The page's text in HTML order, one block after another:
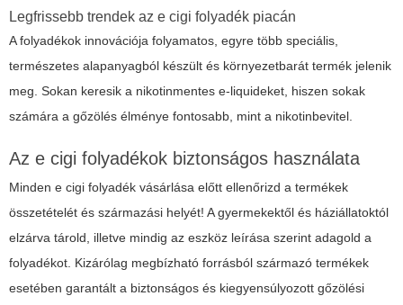
Legfrissebb trendek az e cigi folyadék piacán
A folyadékok innovációja folyamatos, egyre több speciális,
természetes alapanyagból készült és környezetbarát termék jelenik
meg. Sokan keresik a nikotinmentes e-liquideket, hiszen sokak
számára a gőzölés élménye fontosabb, mint a nikotinbevitel.
Az e cigi folyadékok biztonságos használata
Minden e cigi folyadék vásárlása előtt ellenőrizd a termékek
összetételét és származási helyét! A gyermekektől és háziállatoktól
elzárva tárold, illetve mindig az eszköz leírása szerint adagold a
folyadékot. Kizárólag megbízható forrásból származó termékek
esetében garantált a biztonságos és kiegyensúlyozott gőzölési